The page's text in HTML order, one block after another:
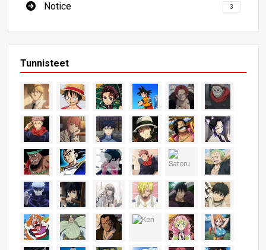
Notice 3
Tunnisteet